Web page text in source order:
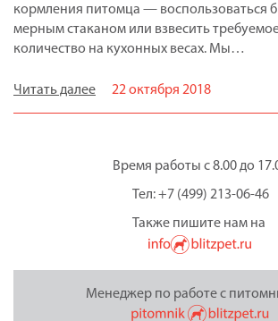
кормления питомца — воспользоваться
мерным стаканом или взвесить
количество на кухонных весах. Мы…
Читать далее 22 октября 2018
Время работы с 8.00 до
Тел: +7 (499) 213-06-46
Также пишите нам на
Менеджер по работе с